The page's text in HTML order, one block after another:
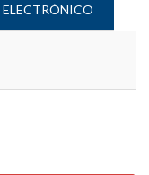
ELECTRÓNICO